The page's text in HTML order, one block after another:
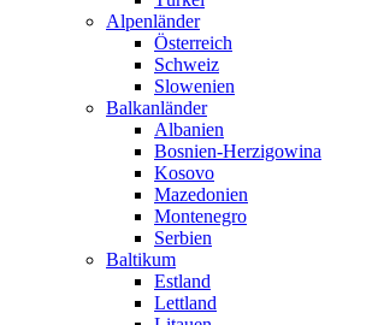
Alpenländer
Österreich
Schweiz
Slowenien
Balkanländer
Albanien
Bosnien-Herzigowina
Kosovo
Mazedonien
Montenegro
Serbien
Baltikum
Estland
Lettland